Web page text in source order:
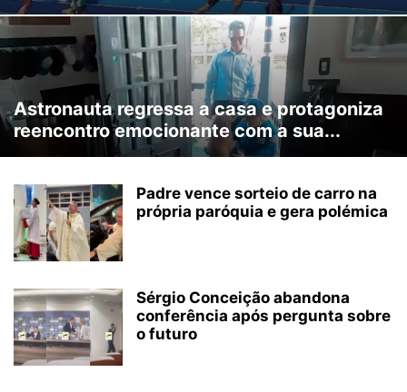
Astronauta regressa a casa e protagoniza
reencontro emocionante com a sua...
Padre vence sorteio de carro na
própria paróquia e gera polémica
Sérgio Conceição abandona
conferência após pergunta sobre
o futuro